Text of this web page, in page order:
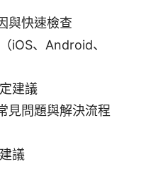
與快速檢查
iOS、Android、
建議
見問題與解決流程
議